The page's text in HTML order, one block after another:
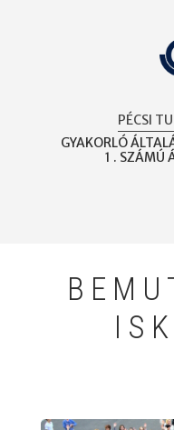
PÉCSI
GYAKORLÓ
1 . SZÁMÚ